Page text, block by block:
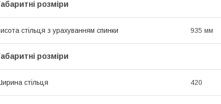
розміри
стільця з урахуванням спинки 935 мм
розміри
стільця 420